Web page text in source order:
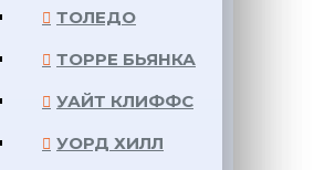
ТОЛЕДО
ТОРРЕ БЬЯНКА
УАЙТ КЛИФФС
УОРД ХИЛЛ